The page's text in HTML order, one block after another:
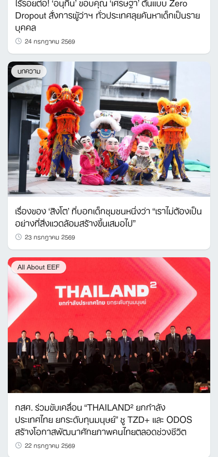
Search
for:
Dropout สั่งการผู้ว่าฯ ทั่วประเทศลุยค้นหาเด็กเป็นราย
บุคคล
24 กรกฎาคม 2569
บทความ
เรื่องของ ‘สิงโต’ ที่บอกเด็กชุมชนหนึ่งว่า “เราไม่ต้องเป็น
อย่างที่สิ่งแวดล้อมสร้างขึ้นเสมอไป”
23 กรกฎาคม 2569
All About EEF
กสศ. ร่วมขับเคลื่อน “THAILAND² ยกกำลัง
ประเทศไทย ยกระดับทุนมนุษย์” ชู TZD+ และ ODOS
สร้างโอกาสพัฒนาศักยภาพคนไทยตลอดช่วงชีวิต
22 กรกฎาคม 2569